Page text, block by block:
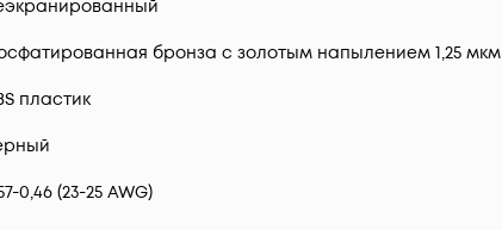
бронза с золотым напылением 1,25 мкм
пластик
0,46 (23-25 AWG)